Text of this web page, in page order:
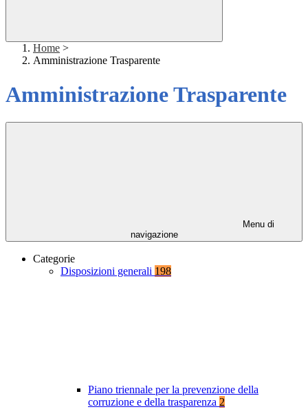
Home >
Amministrazione Trasparente
Amministrazione Trasparente
Menu di
navigazione
Categorie
Disposizioni generali 198
Piano triennale per la prevenzione della
corruzione e della trasparenza 2